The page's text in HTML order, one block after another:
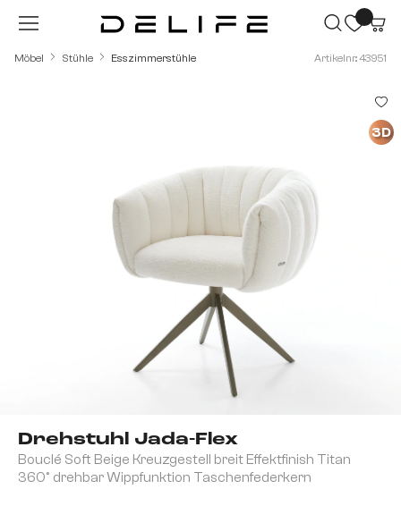
Zum Hauptinhalt springen
Möbel Stühle Esszimmerstühle Artikelnr.: 43951
Drehstuhl Jada-Flex
Bouclé Soft Beige Kreuzgestell breit Effektfinish Titan
360° drehbar Wippfunktion Taschenfederkern
3D